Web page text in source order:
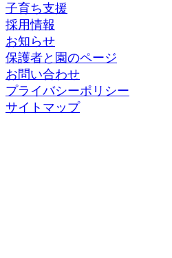
子育ち支援
採用情報
お知らせ
保護者と園のページ
お問い合わせ
プライバシーポリシー
サイトマップ